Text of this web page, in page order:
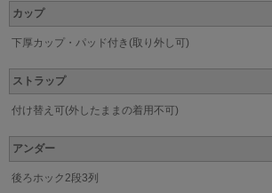
カップ
下厚カップ・パッド付き(取り外し可)
ストラップ
付け替え可(外したままの着用不可)
アンダー
後ろホック2段3列